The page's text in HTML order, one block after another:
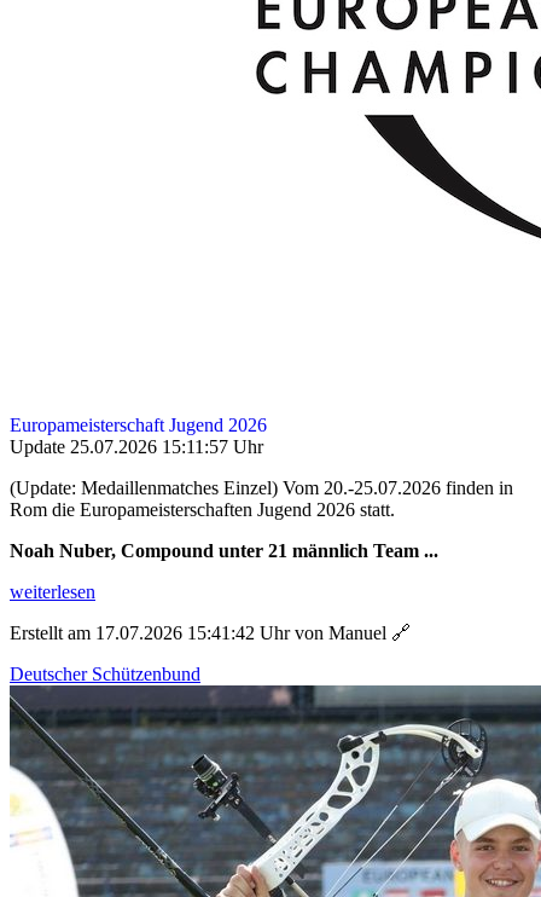
Europameisterschaft Jugend 2026
Update 25.07.2026 15:11:57 Uhr
(Update: Medaillenmatches Einzel) Vom 20.-25.07.2026 finden in
Rom die Europameisterschaften Jugend 2026 statt.
Noah Nuber, Compound unter 21 männlich Team ...
weiterlesen
Erstellt am 17.07.2026 15:41:42 Uhr von Manuel 🔗
Deutscher Schützenbund